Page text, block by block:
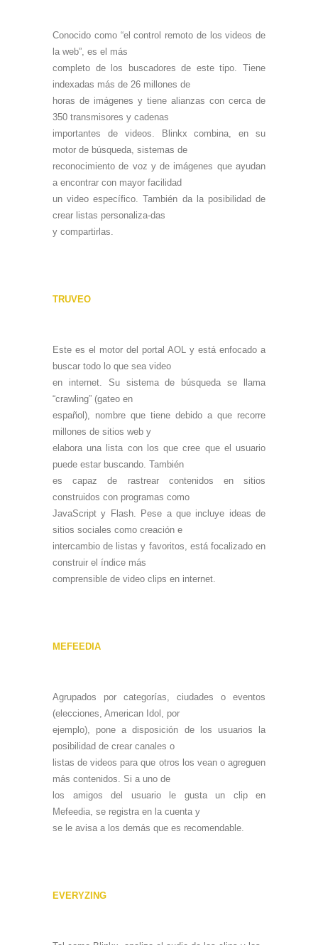
Conocido como “el control remoto de los videos de
la web”, es el más
completo de los buscadores de este tipo. Tiene
indexadas más de 26 millones de
horas de imágenes y tiene alianzas con cerca de
350 transmisores y cadenas
importantes de videos. Blinkx combina, en su
motor de búsqueda, sistemas de
reconocimiento de voz y de imágenes que ayudan
a encontrar con mayor facilidad
un video específico. También da la posibilidad de
crear listas personaliza-das
y compartirlas.
TRUVEO
Este es el motor del portal AOL y está enfocado a
buscar todo lo que sea video
en internet. Su sistema de búsqueda se llama
“crawling” (gateo en
español), nombre que tiene debido a que recorre
millones de sitios web y
elabora una lista con los que cree que el usuario
puede estar buscando. También
es capaz de rastrear contenidos en sitios
construidos con programas como
JavaScript y Flash. Pese a que incluye ideas de
sitios sociales como creación e
intercambio de listas y favoritos, está focalizado en
construir el índice más
comprensible de video clips en internet.
MEFEEDIA
Agrupados por categorías, ciudades o eventos
(elecciones, American Idol, por
ejemplo), pone a disposición de los usuarios la
posibilidad de crear canales o
listas de videos para que otros los vean o agreguen
más contenidos. Si a uno de
los amigos del usuario le gusta un clip en
Mefeedia, se registra en la cuenta y
se le avisa a los demás que es recomendable.
EVERYZING